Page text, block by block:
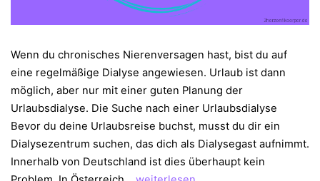
Wenn du chronisches Nierenversagen hast, bist du auf
eine regelmäßige Dialyse angewiesen. Urlaub ist dann
möglich, aber nur mit einer guten Planung der
Urlaubsdialyse. Die Suche nach einer Urlaubsdialyse
Bevor du deine Urlaubsreise buchst, musst du dir ein
Dialysezentrum suchen, das dich als Dialysegast aufnimmt.
Innerhalb von Deutschland ist dies überhaupt kein